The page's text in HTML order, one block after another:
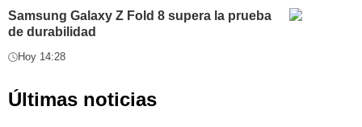
Samsung Galaxy Z Fold 8 supera la prueba
de durabilidad
Hoy 14:28
Últimas noticias